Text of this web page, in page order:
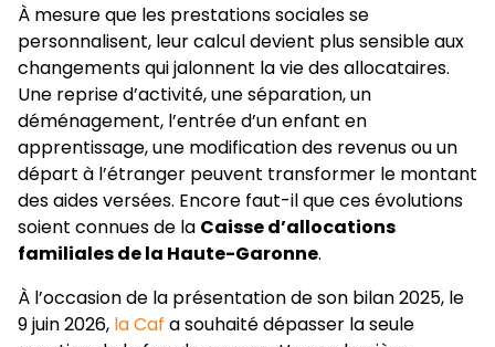
À mesure que les prestations sociales se
personnalisent, leur calcul devient plus sensible aux
changements qui jalonnent la vie des allocataires.
Une reprise d’activité, une séparation, un
déménagement, l’entrée d’un enfant en
apprentissage, une modification des revenus ou un
départ à l’étranger peuvent transformer le montant
des aides versées. Encore faut-il que ces évolutions
soient connues de la Caisse d’allocations
familiales de la Haute-Garonne.
À l’occasion de la présentation de son bilan 2025, le
9 juin 2026, la Caf a souhaité dépasser la seule